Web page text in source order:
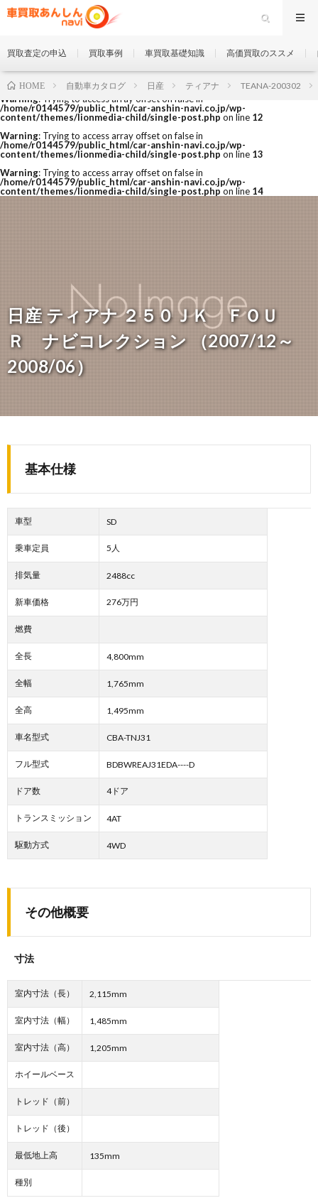
Warning: Trying to access array offset on false in
/home/r0144579/public_html/car-anshin-navi.co.jp/wp-
content/themes/lionmedia-child/single-post.php on line 12
Warning: Trying to access array offset on false in
/home/r0144579/public_html/car-anshin-navi.co.jp/wp-
content/themes/lionmedia-child/single-post.php on line 13
Warning: Trying to access array offset on false in
/home/r0144579/public_html/car-anshin-navi.co.jp/wp-
content/themes/lionmedia-child/single-post.php on line 14
買取査定の申込 買取事例 車買取基礎知識 高価買取のススメ
日産 ティアナ ２５０ＪＫ ＦＯＵ
Ｒ ナビコレクション （2007/12～
2008/06）
HOME 自動車カタログ 日産 ティアナ TEANA-200302
基本仕様
車型 SD
乗車定員 5人
排気量 2488cc
新車価格 276万円
燃費
全長 4,800mm
全幅 1,765mm
全高 1,495mm
車名型式 CBA-TNJ31
フル型式 BDBWREAJ31EDA----D
ドア数 4ドア
トランスミッション 4AT
駆動方式 4WD
その他概要
寸法
室内寸法（長） 2,115mm
室内寸法（幅） 1,485mm
室内寸法（高） 1,205mm
ホイールベース
トレッド（前）
トレッド（後）
最低地上高 135mm
種別